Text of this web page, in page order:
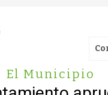
El Municipio